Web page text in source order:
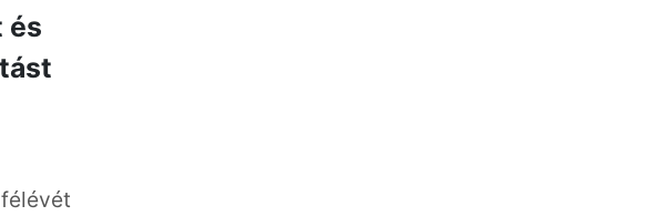
és